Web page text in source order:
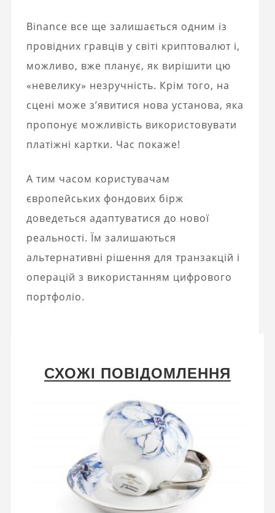
Binance все ще залишається одним із
провідних гравців у світі криптовалют і,
можливо, вже планує, як вирішити цю
«невелику» незручність. Крім того, на
сцені може з’явитися нова установа, яка
пропонує можливість використовувати
платіжні картки. Час покаже!
А тим часом користувачам
європейських фондових бірж
доведеться адаптуватися до нової
реальності. Їм залишаються
альтернативні рішення для транзакцій і
операцій з використанням цифрового
портфоліо.
СХОЖІ ПОВІДОМЛЕННЯ